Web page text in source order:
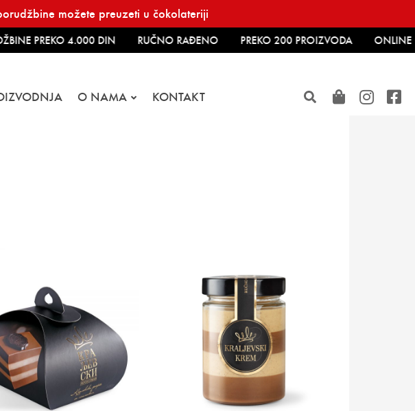
možete preuzeti u čokolateriji
PREKO 4.000 DIN RUČNO RAĐENO PREKO 200 PROIZVODA ONLINE
O NAMA KONTAKT